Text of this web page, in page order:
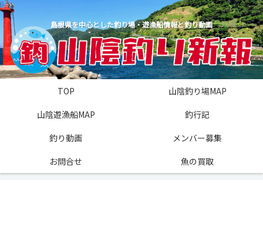
島根県を中心とした釣り場・遊漁船情報と釣り動画
TOP
山陰釣り場MAP
山陰遊漁船MAP
釣行記
釣り動画
メンバー募集
お問合せ
魚の買取